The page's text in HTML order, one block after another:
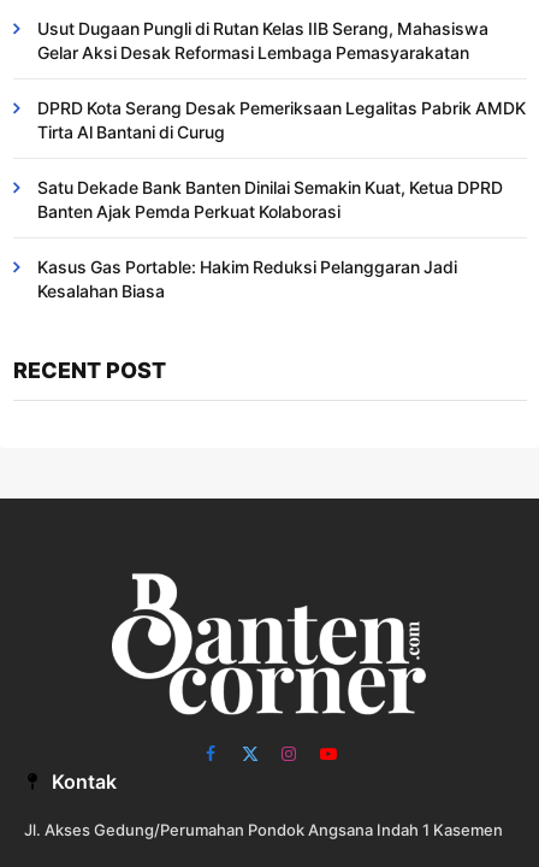
Usut Dugaan Pungli di Rutan Kelas IIB Serang, Mahasiswa
Gelar Aksi Desak Reformasi Lembaga Pemasyarakatan
DPRD Kota Serang Desak Pemeriksaan Legalitas Pabrik AMDK
Tirta Al Bantani di Curug
Satu Dekade Bank Banten Dinilai Semakin Kuat, Ketua DPRD
Banten Ajak Pemda Perkuat Kolaborasi
Kasus Gas Portable: Hakim Reduksi Pelanggaran Jadi
Kesalahan Biasa ​
RECENT POST
Facebook
X
InstagramYouTube
Kontak
Jl. Akses Gedung/Perumahan Pondok Angsana Indah 1 Kasemen